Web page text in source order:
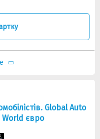
Global Auto
євро